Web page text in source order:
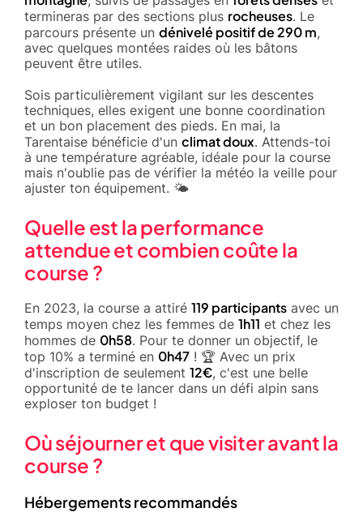
termineras par des sections plus rocheuses. Le
parcours présente un dénivelé positif de 290 m,
avec quelques montées raides où les bâtons
peuvent être utiles.
Sois particulièrement vigilant sur les descentes
techniques, elles exigent une bonne coordination
et un bon placement des pieds. En mai, la
Tarentaise bénéficie d'un climat doux. Attends-toi
à une température agréable, idéale pour la course
mais n'oublie pas de vérifier la météo la veille pour
ajuster ton équipement. 🌤️
Quelle est la performance
attendue et combien coûte la
course ?
En 2023, la course a attiré 119 participants avec un
temps moyen chez les femmes de 1h11 et chez les
hommes de 0h58. Pour te donner un objectif, le
top 10% a terminé en 0h47 ! 🏆 Avec un prix
d'inscription de seulement 12€, c'est une belle
opportunité de te lancer dans un défi alpin sans
exploser ton budget !
Où séjourner et que visiter avant la
course ?
Hébergements recommandés